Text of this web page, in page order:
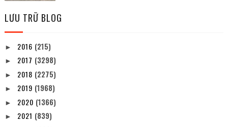
LƯU TRỮ BLOG
► 2016 (215)
► 2017 (3298)
► 2018 (2275)
► 2019 (1968)
► 2020 (1366)
► 2021 (839)